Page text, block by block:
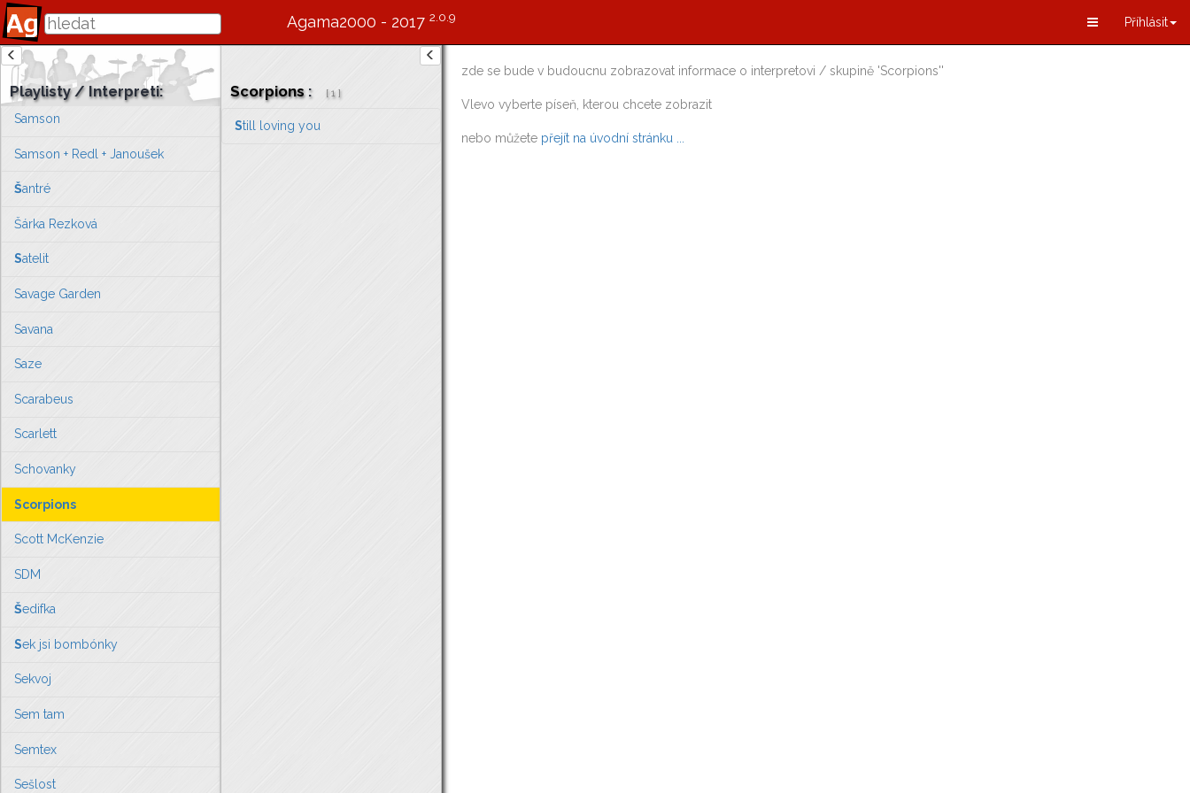
Agama2000 - 2017 2.0.9 Příhlásit
zde se bude v budoucnu zobrazovat informace o interpretovi / skupině 'Scorpions''
Vlevo vyberte píseň, kterou chcete zobrazit
nebo můžete přejít na úvodní stránku ...
Playlisty / Interpreti:
Rychtáři
Ryvolové
Sagvan Tofi
Samson
Samson + Redl + Janoušek
Šantré
Šárka Rezková
Satelit
Savage Garden
Savana
Saze
Scarabeus
Scarlett
Schovanky
Scorpions
Scott McKenzie
SDM
Šedifka
Sek jsi bombónky
Sekvoj
Sem tam
Semtex
Sešlost
Scorpions : [1 ]
Still loving you